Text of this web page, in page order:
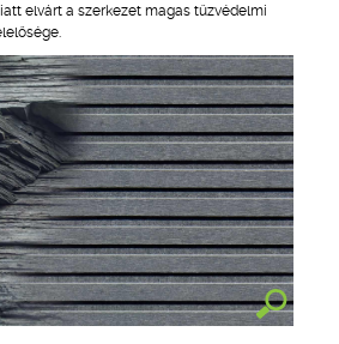
elvárt a szerkezet magas tűzvédelmi